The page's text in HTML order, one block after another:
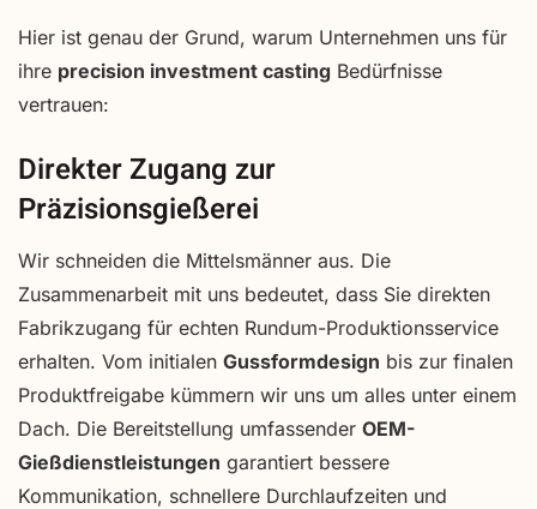
Hier ist genau der Grund, warum Unternehmen uns für
ihre precision investment casting Bedürfnisse
vertrauen:
Direkter Zugang zur
Präzisionsgießerei
Wir schneiden die Mittelsmänner aus. Die
Zusammenarbeit mit uns bedeutet, dass Sie direkten
Fabrikzugang für echten Rundum-Produktionsservice
erhalten. Vom initialen Gussformdesign bis zur finalen
Produktfreigabe kümmern wir uns um alles unter einem
Dach. Die Bereitstellung umfassender OEM-
Gießdienstleistungen garantiert bessere
Kommunikation, schnellere Durchlaufzeiten und